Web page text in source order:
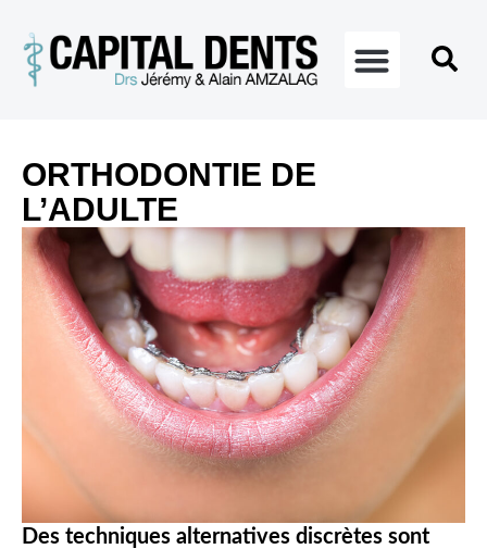
ORTHODONTIE DE
L’ADULTE
Des techniques alternatives discrètes sont